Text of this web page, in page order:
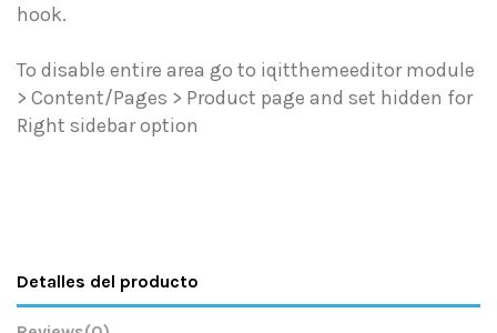
hook.
To disable entire area go to iqitthemeeditor module
> Content/Pages > Product page and set hidden for
Right sidebar option
Detalles del producto